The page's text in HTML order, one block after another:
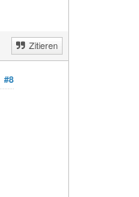
Zitieren
#8